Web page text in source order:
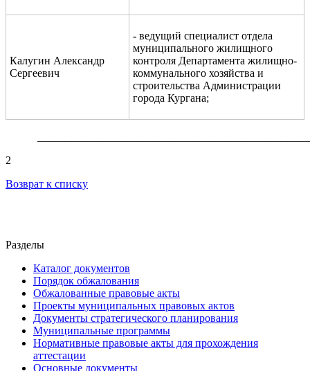
Калугин Александр
Сергеевич
- ведущий специалист отдела
муниципального жилищного
контроля Департамента жилищно-
коммунального хозяйства и
строительства Администрации
города Кургана;
2
Возврат к списку
Разделы
Каталог документов
Порядок обжалования
Обжалованные правовые акты
Проекты муниципальных правовых актов
Документы стратегического планирования
Муниципальные программы
Нормативные правовые акты для прохождения
аттестации
Основные документы